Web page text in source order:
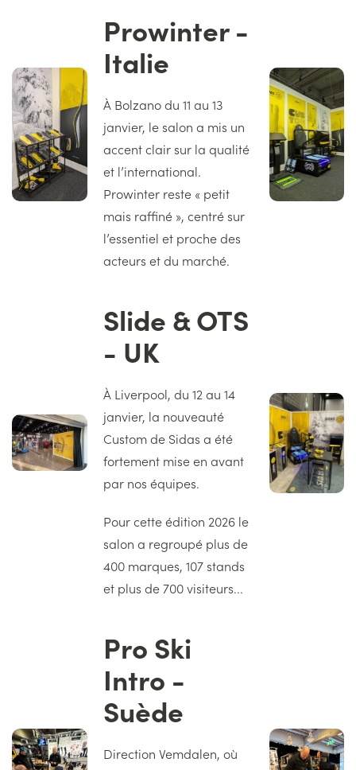
Image
gauche
Titre
Prowinter -
Italie
Texte
À Bolzano du 11 au 13
janvier, le salon a mis un
accent clair sur la qualité
et l’international.
Prowinter reste « petit
mais raffiné », centré sur
l’essentiel et proche des
acteurs et du marché.
Image
droite
Image
gauche
Titre
Slide & OTS
- UK
Texte
À Liverpool, du 12 au 14
janvier, la nouveauté
Custom de Sidas a été
fortement mise en avant
par nos équipes.
Pour cette édition 2026 le
salon a regroupé plus de
400 marques, 107 stands
et plus de 700 visiteurs...
Image
droite
Image
gauche
Titre
Pro Ski
Intro -
Suède
Texte
Direction Vemdalen, où
Image
droite